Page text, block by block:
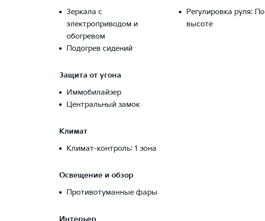
Зеркала с
электроприводом и
обогревом
Подогрев сидений
Регулировка руля: По
высоте
Защита от угона
Иммобилайзер
Центральный замок
Климат
Климат-контроль: 1 зона
Освещение и обзор
Противотуманные фары
Интерьер